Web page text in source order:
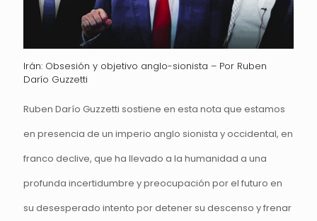
Irán: Obsesión y objetivo anglo-sionista – Por Ruben
Darío Guzzetti
Ruben Darío Guzzetti sostiene en esta nota que estamos
en presencia de un imperio anglo sionista y occidental, en
franco declive, que ha llevado a la humanidad a una
profunda incertidumbre y preocupación por el futuro en
su desesperado intento por detener su descenso y frenar